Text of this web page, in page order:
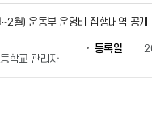
월) 운동부 운영비 집행내역 공개
학교 관리자
등록일